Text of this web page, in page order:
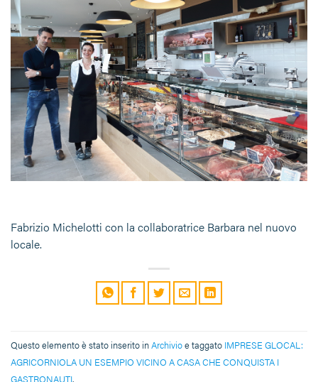
Fabrizio Michelotti con la collaboratrice Barbara nel nuovo
locale.
Questo elemento è stato inserito inArchivioe taggato IMPRESE GLOCAL:
AGRICORNIOLA UN ESEMPIO VICINO A CASA CHE CONQUISTA I
GASTRONAUTI.